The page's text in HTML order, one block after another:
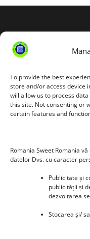
To provide the best
store and/or access device
will allow us to process
this site. Not consenting or
certain features and
Romania Sweet Romania
datelor Dvs. cu caracter
Publicitate și
publicității și
dezvoltarea
Stocarea și/